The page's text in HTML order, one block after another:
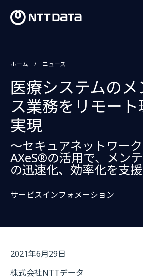
ホーム ニュース
医療システムの
ス業務をリモート
実現
～セキュアネットワー
AXeS®の活用で、メン
の迅速化、効率化を支
サービスインフォメーション
2021年6月29日
株式会社NTTデータ